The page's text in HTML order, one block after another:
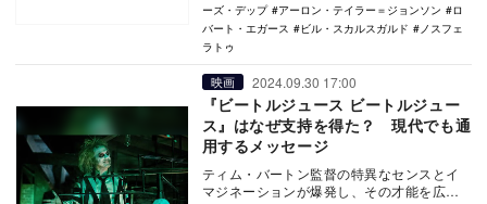
ーズ・デップ
アーロン・テイラー＝ジョンソン
ロ
バート・エガース
ビル・スカルスガルド
ノスフェ
ラトゥ
映画 2024.09.30 17:00
『ビートルジュース ビートルジュー
ス』はなぜ支持を得た？ 現代でも通
用するメッセージ
ティム・バートン監督の特異なセンスとイ
マジネーションが爆発し、その才能を広く